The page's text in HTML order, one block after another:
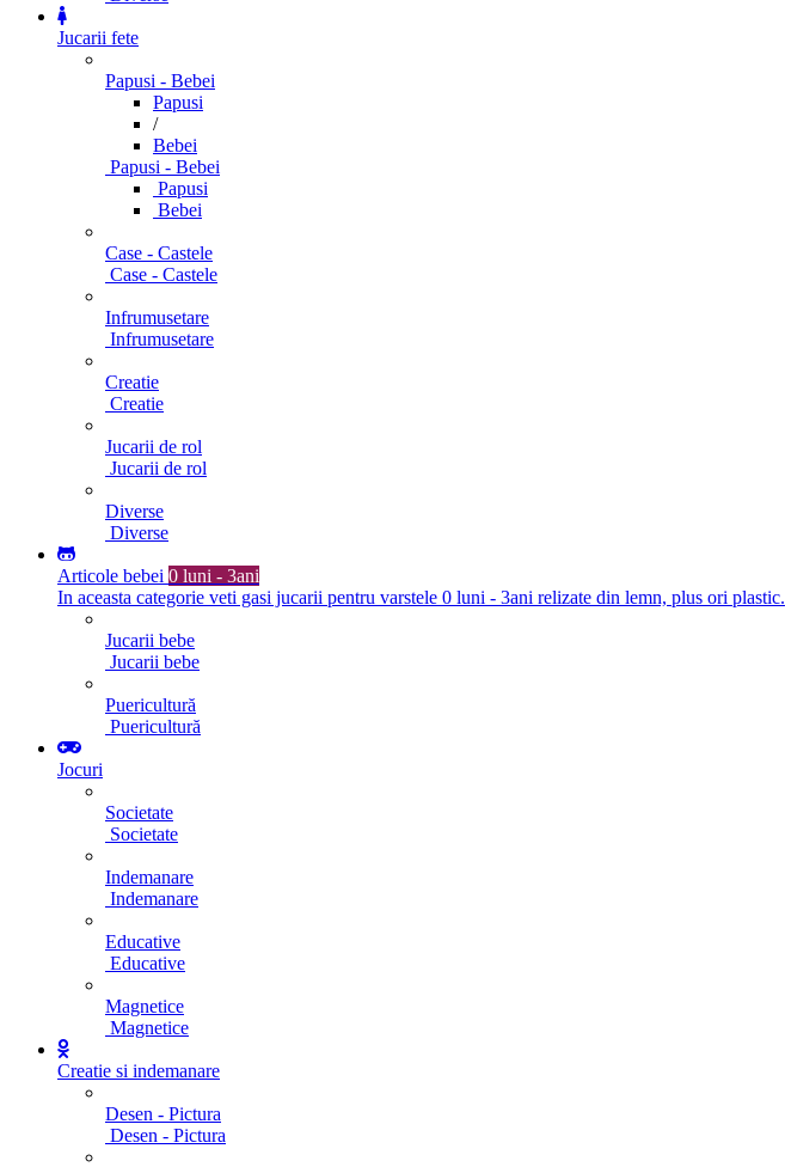
Jucarii fete
Papusi - Bebei
Papusi
/
Bebei
Papusi - Bebei
Papusi
Bebei
Case - Castele
Case - Castele
Infrumusetare
Infrumusetare
Creatie
Creatie
Jucarii de rol
Jucarii de rol
Diverse
Diverse
Articole bebei 0 luni - 3ani
In aceasta categorie veti gasi jucarii pentru varstele 0 luni - 3ani relizate din lemn, plus ori plastic.
Jucarii bebe
Jucarii bebe
Puericultură
Puericultură
Jocuri
Societate
Societate
Indemanare
Indemanare
Educative
Educative
Magnetice
Magnetice
Creatie si indemanare
Desen - Pictura
Desen - Pictura